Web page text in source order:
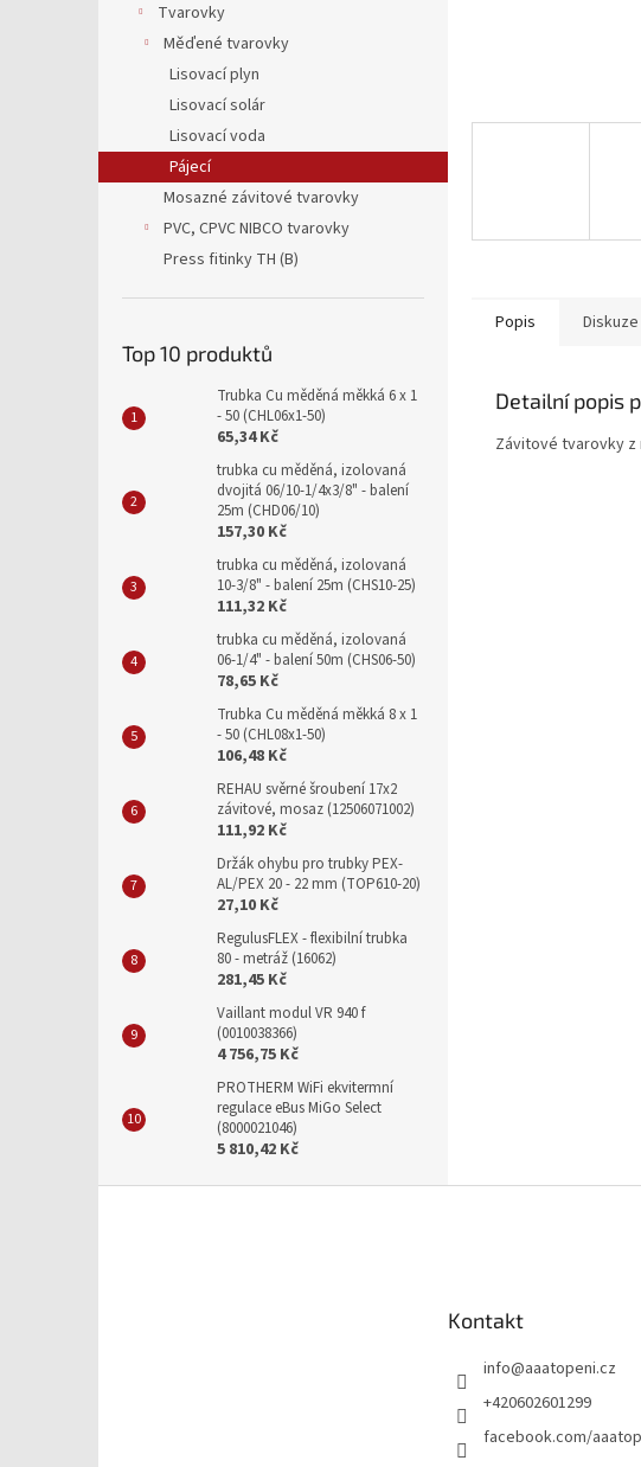
Tvarovky
Měďené tvarovky
Lisovací plyn
Lisovací solár
Lisovací voda
Pájecí
Mosazné závitové tvarovky
PVC, CPVC NIBCO tvarovky
Press fitinky TH (B)
Top 10 produktů
Trubka Cu měděná měkká 6 x 1
- 50 (CHL06x1-50)
65,34 Kč
trubka cu měděná, izolovaná
dvojitá 06/10-1/4x3/8" - balení
25m (CHD06/10)
157,30 Kč
trubka cu měděná, izolovaná
10-3/8" - balení 25m (CHS10-25)
111,32 Kč
trubka cu měděná, izolovaná
06-1/4" - balení 50m (CHS06-50)
78,65 Kč
Trubka Cu měděná měkká 8 x 1
- 50 (CHL08x1-50)
106,48 Kč
REHAU svěrné šroubení 17x2
závitové, mosaz (12506071002)
111,92 Kč
Držák ohybu pro trubky PEX-
AL/PEX 20 - 22 mm (TOP610-20)
27,10 Kč
RegulusFLEX - flexibilní trubka
80 - metráž (16062)
281,45 Kč
Vaillant modul VR 940 f
(0010038366)
4 756,75 Kč
PROTHERM WiFi ekvitermní
regulace eBus MiGo Select
(8000021046)
5 810,42 Kč
Popis Diskuze
Detailní popis
Závitové tvarovky z
Kontakt
info@aaatopeni.cz
+420602601299
facebook.com/